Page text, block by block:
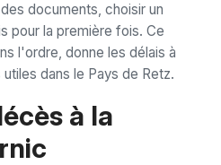
documents, choisir un
pour la première fois. Ce
l'ordre, donne les délais à
dans le Pays de Retz.
à la